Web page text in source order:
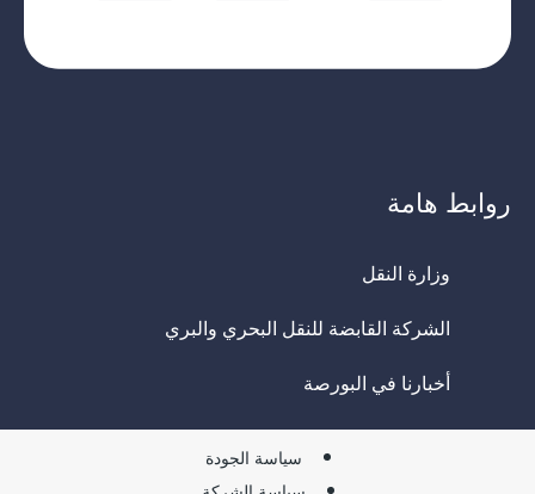
روابط هامة
وزارة النقل
الشركة القابضة للنقل البحري والبري
أخبارنا في البورصة
سياسة الجودة